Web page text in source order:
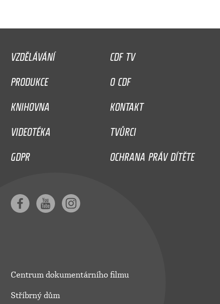
VZDĚLÁVÁNÍ
CDF TV
PRODUKCE
O CDF
KNIHOVNA
KONTAKT
VIDEOTÉKA
TVŮRCI
GDPR
OCHRANA PRÁV DÍTĚTE
Centrum dokumentárního filmu
Stříbrný dům